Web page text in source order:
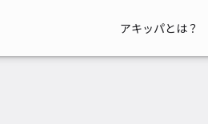
アキッパとは？